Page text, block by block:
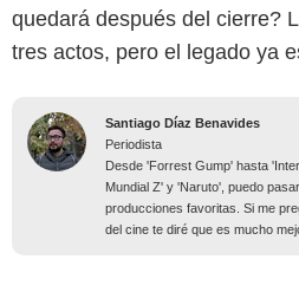
quedará después del cierre?
tres actos, pero el legado ya
Santiago Díaz Benavides
Periodista
Desde 'Forrest Gump' hasta
Mundial Z' y 'Naruto', puedo
producciones favoritas. Si me
del cine te diré que es mucho